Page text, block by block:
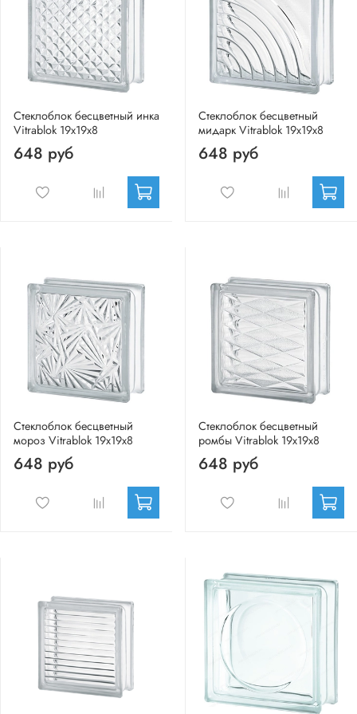
Стеклоблок бесцветный инка
Vitrablok 19х19х8
648 руб
Стеклоблок бесцветный
мидарк Vitrablok 19х19х8
648 руб
Стеклоблок бесцветный
мороз Vitrablok 19х19х8
648 руб
Стеклоблок бесцветный
ромбы Vitrablok 19х19х8
648 руб